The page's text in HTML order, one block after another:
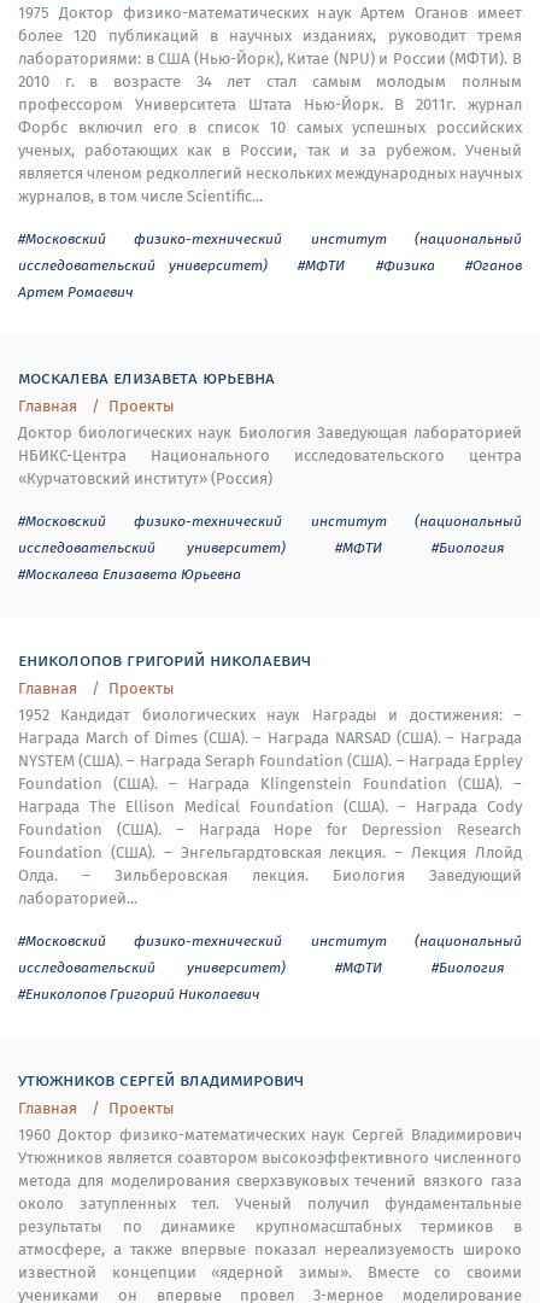
1975 Доктор физико-математических наук Артем Оганов имеет
более 120 публикаций в научных изданиях, руководит тремя
лабораториями: в США (Нью-Йорк), Китае (NPU) и России (МФТИ). В
2010 г. в возрасте 34 лет стал самым молодым полным
профессором Университета Штата Нью-Йорк. В 2011г. журнал
Форбс включил его в список 10 самых успешных российских
ученых, работающих как в России, так и за рубежом. Ученый
является членом редколлегий нескольких международных научных
журналов, в том числе Scientific...
#Московский физико-технический институт (национальный
исследовательский университет)
#МФТИ #Физика
#Оганов
Артем Ромаевич
москалева елизавета юрьевна
Главная
Проекты
Доктор биологических наук Биология Заведующая лабораторией
НБИКС-Центра Национального исследовательского центра
«Курчатовский институт» (Россия)
#Московский физико-технический институт (национальный
исследовательский университет)
#МФТИ
#Биология
#Москалева Елизавета Юрьевна
ениколопов григорий николаевич
Главная
Проекты
1952 Кандидат биологических наук Награды и достижения: –
Награда March of Dimes (США). – Награда NARSAD (США). – Награда
NYSTEM (США). – Награда Seraph Foundation (США). – Награда Eppley
Foundation (США). – Награда Klingenstein Foundation (США). –
Награда The Ellison Medical Foundation (США). – Награда Cody
Foundation (США). – Награда Hope for Depression Research
Foundation (США). – Энгельгардтовская лекция. – Лекция Ллойд
Олда. – Зильберовская лекция. Биология Заведующий
лабораторией...
#Московский физико-технический институт (национальный
исследовательский университет)
#МФТИ
#Биология
#Ениколопов Григорий Николаевич
утюжников сергей владимирович
Главная
Проекты
1960 Доктор физико-математических наук Сергей Владимирович
Утюжников является соавтором высокоэффективного численного
метода для моделирования сверхзвуковых течений вязкого газа
около затупленных тел. Ученый получил фундаментальные
результаты по динамике крупномасштабных термиков в
атмосфере, а также впервые показал нереализуемость широко
известной концепции «ядерной зимы». Вместе со своими
учениками он впервые провел 3-мерное моделирование